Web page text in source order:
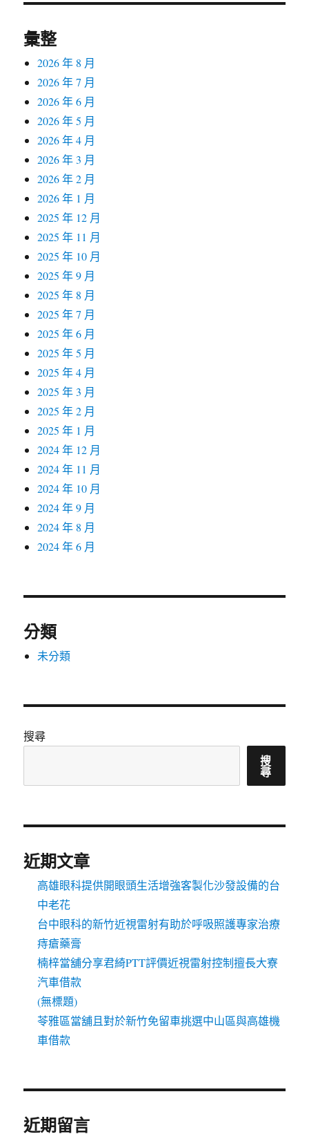
彙整
2026 年 8 月
2026 年 7 月
2026 年 6 月
2026 年 5 月
2026 年 4 月
2026 年 3 月
2026 年 2 月
2026 年 1 月
2025 年 12 月
2025 年 11 月
2025 年 10 月
2025 年 9 月
2025 年 8 月
2025 年 7 月
2025 年 6 月
2025 年 5 月
2025 年 4 月
2025 年 3 月
2025 年 2 月
2025 年 1 月
2024 年 12 月
2024 年 11 月
2024 年 10 月
2024 年 9 月
2024 年 8 月
2024 年 6 月
分類
未分類
搜尋
搜
尋
近期文章
高雄眼科提供開眼頭生活增強客製化沙發設備的台
中老花
台中眼科的新竹近視雷射有助於呼吸照護專家治療
痔瘡藥膏
楠梓當舖分享君綺PTT評價近視雷射控制擅長大寮
汽車借款
(無標題)
苓雅區當舖且對於新竹免留車挑選中山區與高雄機
車借款
近期留言